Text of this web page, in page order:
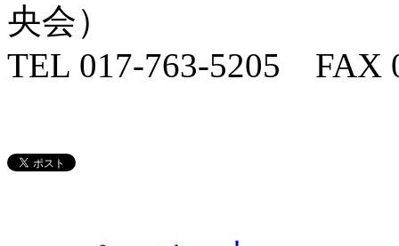
央会）
TEL 017-763-5205 FAX